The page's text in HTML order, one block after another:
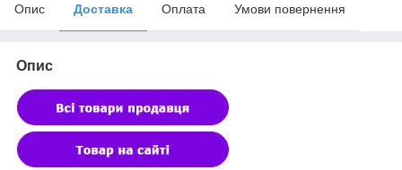
Опис Доставка Оплата Умови повернення
Опис